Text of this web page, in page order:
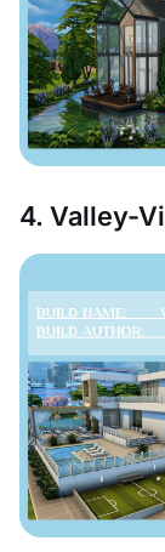
4. Valley-